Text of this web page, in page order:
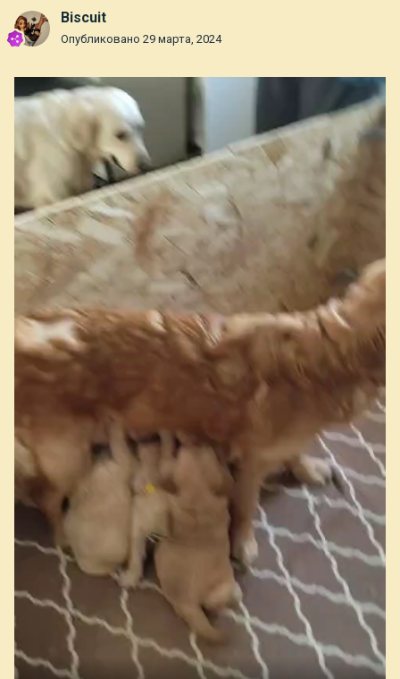
Biscuit
Опубликовано 29 марта, 2024